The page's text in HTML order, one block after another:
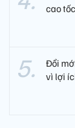
cao
Đổi
vì lợi